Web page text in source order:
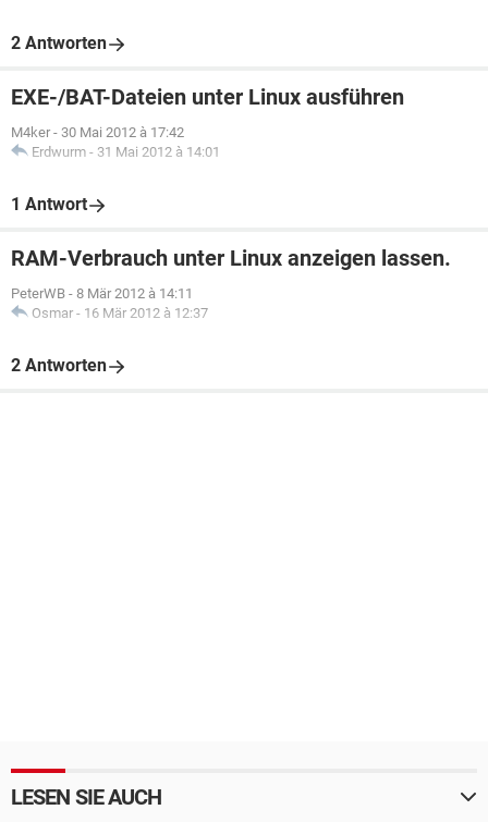
2 Antworten
EXE-/BAT-Dateien unter Linux ausführen
M4ker - 30 Mai 2012 à 17:42
Erdwurm - 31 Mai 2012 à 14:01
1 Antwort
RAM-Verbrauch unter Linux anzeigen lassen.
PeterWB - 8 Mär 2012 à 14:11
Osmar - 16 Mär 2012 à 12:37
2 Antworten
LESEN SIE AUCH